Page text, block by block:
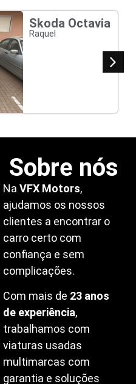
Skoda Octavia
Raquel
Sobre nós
NaVFX Motors,
ajudamos os nossos
clientes a encontrar o
carro certo com
confiança e sem
complicações.
Com mais de 23 anos
de experiência,
trabalhamos com
viaturas usadas
multimarcas com
garantia e soluções